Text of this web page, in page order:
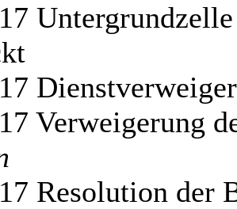
Verweigerung
Resolution der